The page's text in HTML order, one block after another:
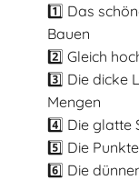
1️⃣ Das
Bauen
2️⃣ Gleich
3️⃣ Die dicke
Mengen
4️⃣ Die glatte
5️⃣ Die
6️⃣ Die